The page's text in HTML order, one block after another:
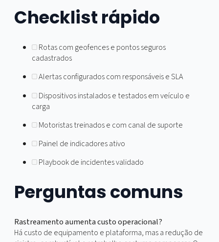
Defina políticas de alerta e resposta por tipo de
Escolha dispositivosadequados por perfil de
Pilote em pequena escala
Treine equipe e motoristascom material curto e
objetivo
Rode em produçãoe revise indicadores a cada
Padronize relatóriospara liderança e seguradora
Checklist rápido